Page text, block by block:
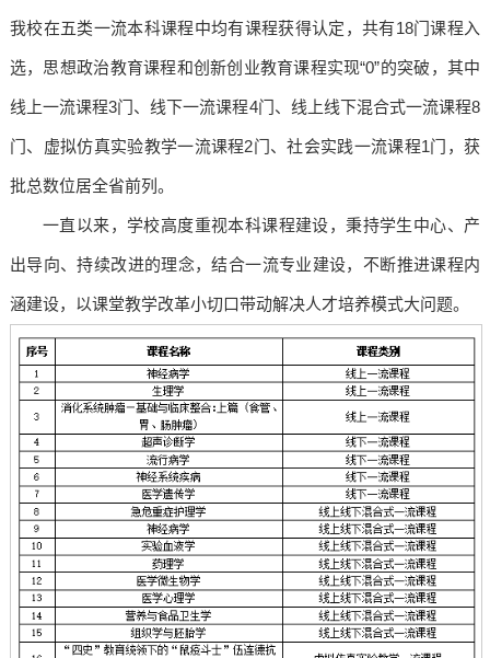
我校在五类一流本科课程中均有课程获得认定，共有18门课程入
选，思想政治教育课程和创新创业教育课程实现“0”的突破，其中
线上一流课程3门、线下一流课程4门、线上线下混合式一流课程8
门、虚拟仿真实验教学一流课程2门、社会实践一流课程1门，获
批总数位居全省前列。
一直以来，学校高度重视本科课程建设，秉持学生中心、产
出导向、持续改进的理念，结合一流专业建设，不断推进课程内
涵建设，以课堂教学改革小切口带动解决人才培养模式大问题。